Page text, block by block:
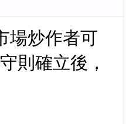
場炒作者可
則確立後，